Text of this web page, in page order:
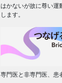
はかないが故に尊い運
します。
専門医と非専門医、患